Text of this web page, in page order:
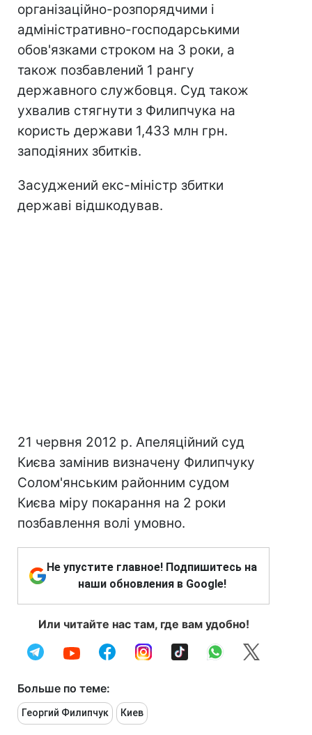
організаційно-розпорядчими і
адміністративно-господарськими
обов'язками строком на 3 роки, а
також позбавлений 1 рангу
державного службовця. Суд також
ухвалив стягнути з Филипчука на
користь держави 1,433 млн грн.
заподіяних збитків.
Засуджений екс-міністр збитки
державі відшкодував.
21 червня 2012 р. Апеляційний суд
Києва замінив визначену Филипчуку
Солом'янським районним судом
Києва міру покарання на 2 роки
позбавлення волі умовно.
Не упустите главное! Подпишитесь на
наши обновления в Google!
Или читайте нас там, где вам удобно!
Больше по теме:
Георгий Филипчук Киев